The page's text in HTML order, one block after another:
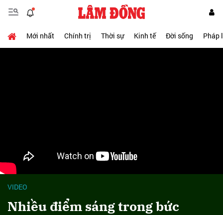
Mới nhất Chính trị Thời sự Kinh tế Đời sống Pháp
VIDEO
Nhiều điểm sáng trong bức